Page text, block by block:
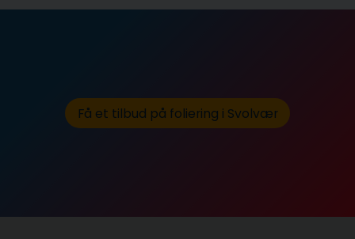
Få et tilbud på foliering i Svolvær